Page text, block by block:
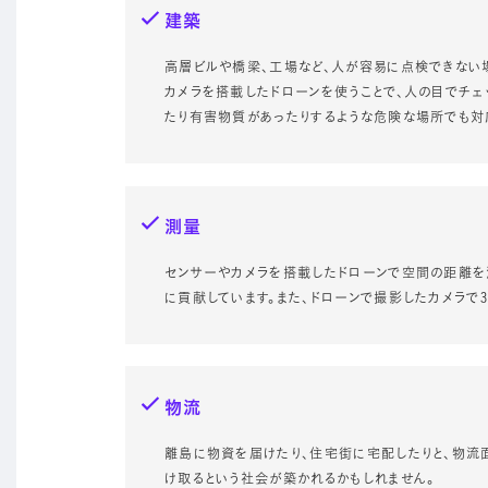
建築
高層ビルや橋梁、工場など、人が容易に点検できな
カメラを搭載したドローンを使うことで、人の目でチ
たり有害物質があったりするような危険な場所でも
測量
センサーやカメラを搭載したドローンで空間の距離
に貢献しています。また、ドローンで撮影したカメラ
物流
離島に物資を届けたり、住宅街に宅配したりと、物
け取るという社会が築かれるかもしれません。